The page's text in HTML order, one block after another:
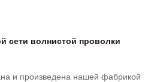
сети волнистой проволки
и произведена нашей фабрикой